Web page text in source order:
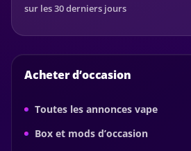
sur les 30 derniers jours
Acheter d’occasion
Toutes les annonces vape
Box et mods d’occasion